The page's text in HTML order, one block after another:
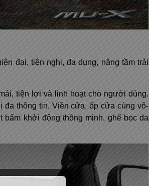
đại, tiện nghi, đa dụng, nâng tầm trải
tiện lợi và linh hoạt cho người dùng.
thông tin. Viền cửa, ốp cửa cùng vô-
bấm khởi động thông minh, ghế bọc da